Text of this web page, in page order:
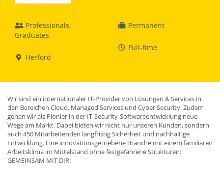
Professionals,
Graduates
Herford
Permanent
Full-time
Wir sind ein internationaler IT-Provider von Lösungen & Services in
den Bereichen Cloud, Managed Services und Cyber Security. Zudem
gehen wir als Pionier in der IT-Security-Softwareentwicklung neue
Wege am Markt. Dabei bieten wir nicht nur unseren Kunden, sondern
auch 450 Mitarbeitenden langfristig Sicherheit und nachhaltige
Entwicklung. Eine innovationsgetriebene Branche mit einem familiären
Arbeitsklima im Mittelstand ohne festgefahrene Strukturen:
GEMEINSAM MIT DIR!